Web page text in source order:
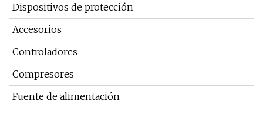
Dispositivos de protección
Accesorios
Controladores
Compresores
Fuente de alimentación